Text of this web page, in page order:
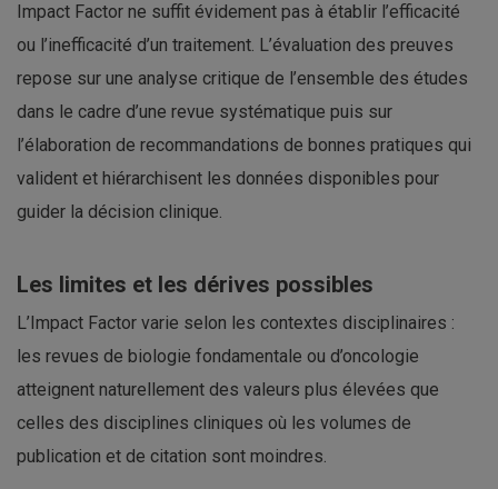
Impact Factor ne suffit évidement pas à établir l’efficacité
ou l’inefficacité d’un traitement. L’évaluation des preuves
repose sur une analyse critique de l’ensemble des études
dans le cadre d’une revue systématique puis sur
l’élaboration de recommandations de bonnes pratiques qui
valident et hiérarchisent les données disponibles pour
guider la décision clinique.
Les limites et les dérives possibles
L’Impact Factor varie selon les contextes disciplinaires :
les revues de biologie fondamentale ou d’oncologie
atteignent naturellement des valeurs plus élevées que
celles des disciplines cliniques où les volumes de
publication et de citation sont moindres.